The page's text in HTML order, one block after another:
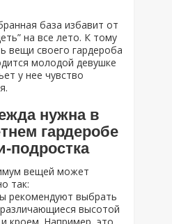
база избавит от
на все лето. К тому
вещи своего гардероба
молодой девушке
у нее чувство
нужна в
гардеробе
подростка
вещей может
так:
рекомендуют выбрать
высотой